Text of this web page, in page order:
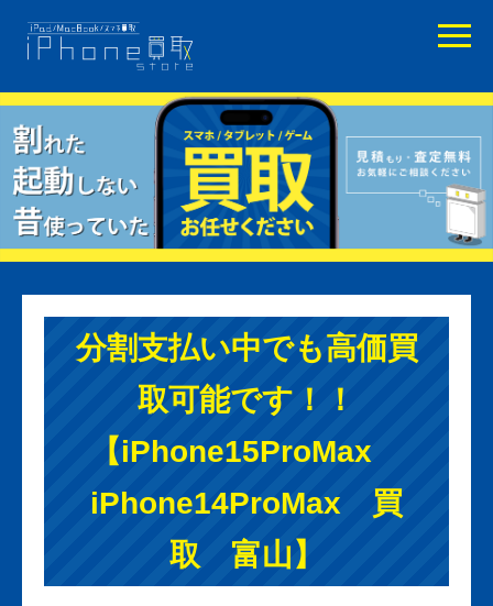
分割支払い中でも高価買
取可能です！！
【iPhone15ProMax
iPhone14ProMax 買
取 富山】